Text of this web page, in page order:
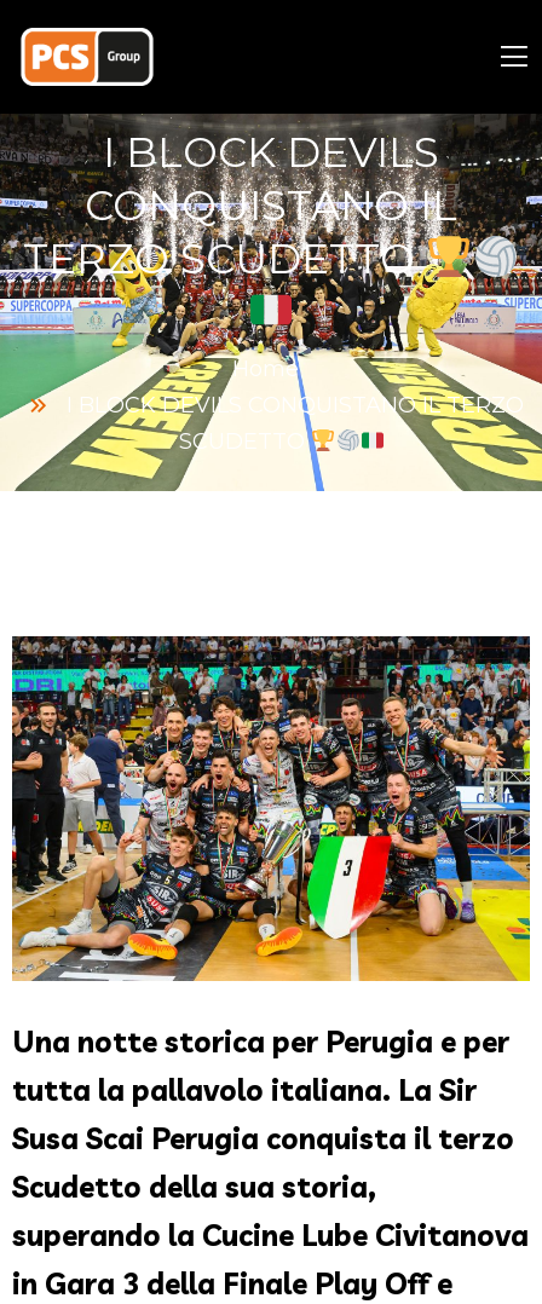
I BLOCK DEVILS
CONQUISTANO IL
TERZO SCUDETTO
Home
I BLOCK DEVILS CONQUISTANO IL TERZO
SCUDETTO
Una notte storica per Perugia e per
tutta la pallavolo italiana. La Sir
Susa Scai Perugia conquista il terzo
Scudetto della sua storia,
superando la Cucine Lube Civitanova
in Gara 3 della Finale Play Off e